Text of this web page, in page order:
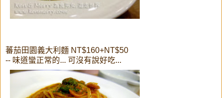
蕃茄田園義大利麵 NT$160+NT$50
-- 味道蠻正常的... 可沒有說好吃...